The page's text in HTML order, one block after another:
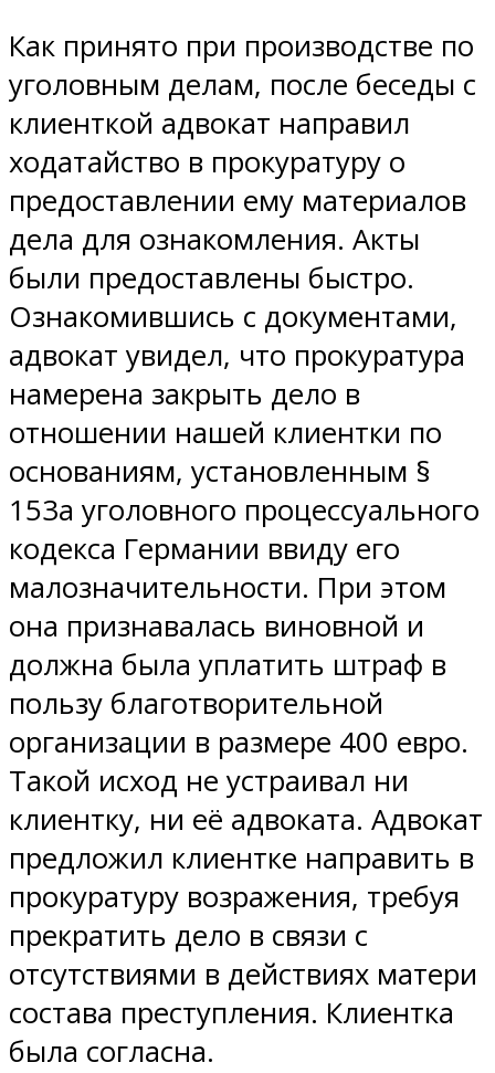
Как принято при производстве по
уголовным делам, после беседы с
клиенткой адвокат направил
ходатайство в прокуратуру о
предоставлении ему материалов
дела для ознакомления. Акты
были предоставлены быстро.
Ознакомившись с документами,
адвокат увидел, что прокуратура
намерена закрыть дело в
отношении нашей клиентки по
основаниям, установленным §
153а уголовного процессуального
кодекса Германии ввиду его
малозначительности. При этом
она признавалась виновной и
должна была уплатить штраф в
пользу благотворительной
организации в размере 400 евро.
Такой исход не устраивал ни
клиентку, ни её адвоката. Адвокат
предложил клиентке направить в
прокуратуру возражения, требуя
прекратить дело в связи с
отсутствиями в действиях матери
состава преступления. Клиентка
была согласна.